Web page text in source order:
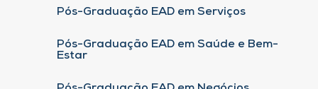
Pós-Graduação EAD em Serviços
Pós-Graduação EAD em Saúde e Bem-
Estar